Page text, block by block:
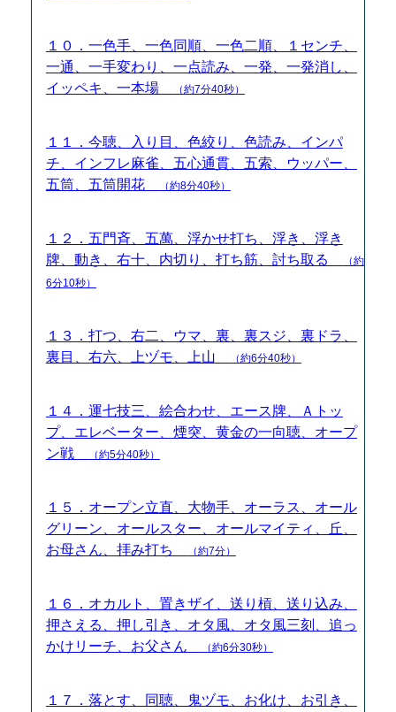
１０．一色手、一色同順、一色二順、１センチ、
一通、一手変わり、一点読み、一発、一発消し、
イッペキ、一本場
（約7分40秒）
１１．今聴、入り目、色絞り、色読み、インパ
チ、インフレ麻雀、五心通貫、五索、ウッパー、
五筒、五筒開花
（約8分40秒）
１２．五門斉、五萬、浮かせ打ち、浮き、浮き
牌、動き、右十、内切り、打ち筋、討ち取る
（約
6分10秒）
１３．打つ、右二、ウマ、裏、裏スジ、裏ドラ、
裏目、右六、上ヅモ、上山
（約6分40秒）
１４．運七技三、絵合わせ、エース牌、Ａトッ
プ、エレベーター、煙突、黄金の一向聴、オープ
ン戦
（約5分40秒）
１５．オープン立直、大物手、オーラス、オール
グリーン、オールスター、オールマイティ、丘、
お母さん、拝み打ち
（約7分）
１６．オカルト、置きザイ、送り槓、送り込み、
押さえる、押し引き、オタ風、オタ風三刻、追っ
かけリーチ、お父さん
（約6分30秒）
１７．落とす、同聴、鬼ヅモ、お化け、お引き、